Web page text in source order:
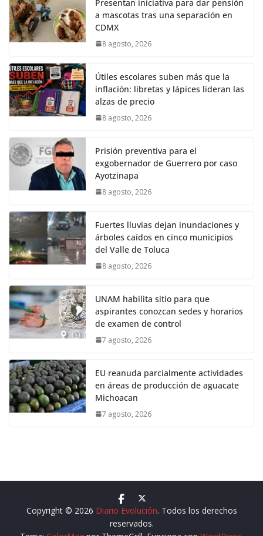
Presentan iniciativa para dar pensión
a mascotas tras una separación en
CDMX
8 agosto, 2026
Útiles escolares suben más que la
inflación: libretas y lápices lideran las
alzas de precio
8 agosto, 2026
Prisión preventiva para el
exgobernador de Guerrero por caso
Ayotzinapa
8 agosto, 2026
Fuertes lluvias dejan inundaciones y
árboles caídos en cinco municipios
del Valle de Toluca
8 agosto, 2026
UNAM habilita sitio para que
aspirantes conozcan sedes y horarios
de examen de control
7 agosto, 2026
EU reanuda parcialmente actividades
en áreas de producción de aguacate
Michoacan
7 agosto, 2026
Copyright © 2026 Diario Evolución. Todos los derechos
reservados.